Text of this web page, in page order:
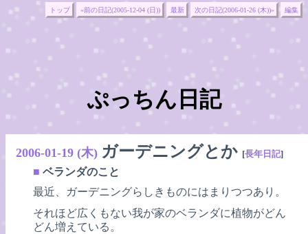
トップ «前の日記(2005-12-04 (日)) 最新 次の日記(2006-01-26 (木))» 編集
ぷっちん日記
2006-01-19 (木) ガーデニングとか [長年日記]
■ ベランダのこと
最近、ガーデニングらしきものにはまりつつあり。
それほど広くもない我が家のベランダに植物がどん
どん増えている。